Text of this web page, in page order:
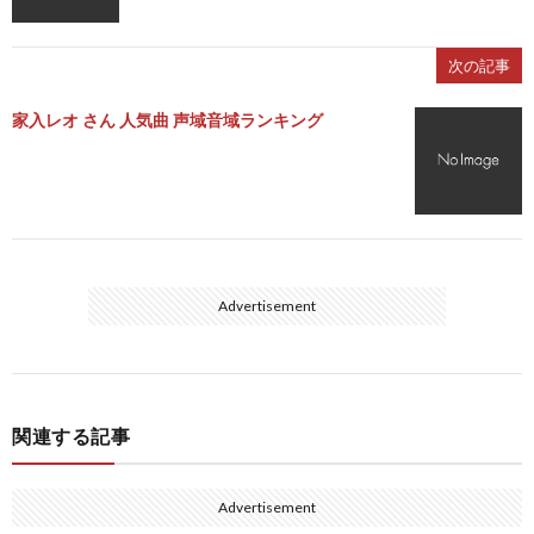
次の記事
家入レオ さん 人気曲 声域音域ランキング
Advertisement
関連する記事
Advertisement